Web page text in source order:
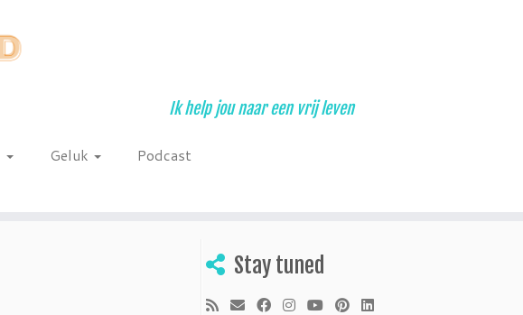
Ik help jou naar een vrij leven
Geluk
Podcast
Stay tuned